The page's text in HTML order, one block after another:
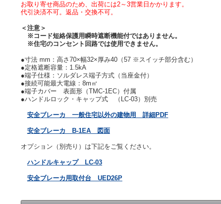
お取り寄せ商品のため、出荷には2～3営業日かかります。
代引決済不可。返品・交換不可。
＜注意＞
※コード短絡保護用瞬時遮断機能付ではありません。
※住宅のコンセント回路では使用できません。
●寸法 mm：高さ70×幅32×厚み40（57 ※スイッチ部分含む）
●定格遮断容量：1.5kA
●端子仕様：ソルダレス端子方式（当座金付）
●接続可能最大電線：8m㎡
●端子カバー 表面形（TMC-1EC）付属
●ハンドルロック・キャップ式 （LC-03）別売
安全ブレーカ 一般住宅以外の建物用 詳細PDF
安全ブレーカ B-1EA 図面
オプション（別売り）は下記をご覧ください。
ハンドルキャップ LC-03
安全ブレーカ用取付台 UED26P